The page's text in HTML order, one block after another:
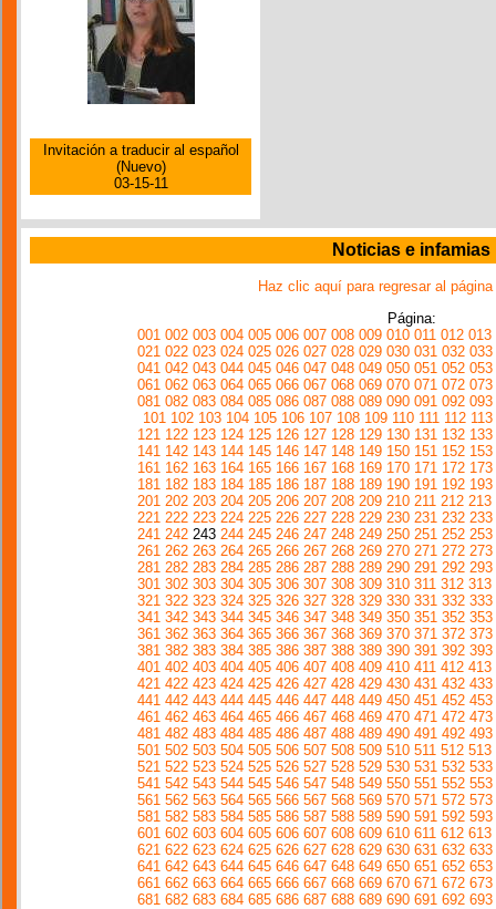
Invitación a traducir al español
(Nuevo)
03-15-11
Noticias e infamias
Haz clic aquí para regresar al
Página:
001 002 003 004 005 006 007 008 009 010 011 012 013
021 022 023 024 025 026 027 028 029 030 031 032 033
041 042 043 044 045 046 047 048 049 050 051 052 053
061 062 063 064 065 066 067 068 069 070 071 072 073
081 082 083 084 085 086 087 088 089 090 091 092 093
101 102 103 104 105 106 107 108 109 110 111 112 113
121 122 123 124 125 126 127 128 129 130 131 132 133
141 142 143 144 145 146 147 148 149 150 151 152 153
161 162 163 164 165 166 167 168 169 170 171 172 173
181 182 183 184 185 186 187 188 189 190 191 192 193
201 202 203 204 205 206 207 208 209 210 211 212 213
221 222 223 224 225 226 227 228 229 230 231 232 233
241 242243 244 245 246 247 248 249 250 251 252 253
261 262 263 264 265 266 267 268 269 270 271 272 273
281 282 283 284 285 286 287 288 289 290 291 292 293
301 302 303 304 305 306 307 308 309 310 311 312 313
321 322 323 324 325 326 327 328 329 330 331 332 333
341 342 343 344 345 346 347 348 349 350 351 352 353
361 362 363 364 365 366 367 368 369 370 371 372 373
381 382 383 384 385 386 387 388 389 390 391 392 393
401 402 403 404 405 406 407 408 409 410 411 412 413
421 422 423 424 425 426 427 428 429 430 431 432 433
441 442 443 444 445 446 447 448 449 450 451 452 453
461 462 463 464 465 466 467 468 469 470 471 472 473
481 482 483 484 485 486 487 488 489 490 491 492 493
501 502 503 504 505 506 507 508 509 510 511 512 513
521 522 523 524 525 526 527 528 529 530 531 532 533
541 542 543 544 545 546 547 548 549 550 551 552 553
561 562 563 564 565 566 567 568 569 570 571 572 573
581 582 583 584 585 586 587 588 589 590 591 592 593
601 602 603 604 605 606 607 608 609 610 611 612 613
621 622 623 624 625 626 627 628 629 630 631 632 633
641 642 643 644 645 646 647 648 649 650 651 652 653
661 662 663 664 665 666 667 668 669 670 671 672 673
681 682 683 684 685 686 687 688 689 690 691 692 693